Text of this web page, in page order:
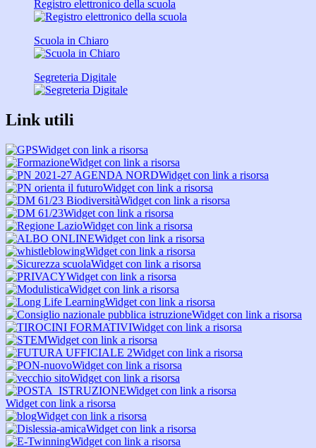
Registro elettronico della scuola
Scuola in Chiaro
Segreteria Digitale
Link utili
Widget con link a risorsa
Widget con link a risorsa
Widget con link a risorsa
Widget con link a risorsa
Widget con link a risorsa
Widget con link a risorsa
Widget con link a risorsa
Widget con link a risorsa
Widget con link a risorsa
Widget con link a risorsa
Widget con link a risorsa
Widget con link a risorsa
Widget con link a risorsa
Widget con link a risorsa
Widget con link a risorsa
Widget con link a risorsa
Widget con link a risorsa
Widget con link a risorsa
Widget con link a risorsa
Widget con link a risorsa
Widget con link a risorsa
Widget con link a risorsa
Widget con link a risorsa
Widget con link a risorsa